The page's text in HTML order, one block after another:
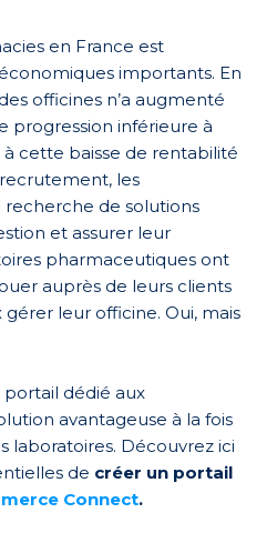
en France est
importants. En
officines n’a augmenté
progression inférieure à
à cette baisse de rentabilité
les
recherche de solutions
et assurer leur
pharmaceutiques ont
auprès de leurs clients
leur officine. Oui, mais
portail dédié aux
avantageuse à la fois
laboratoires. Découvrez ici
de créer un portail
Connect.